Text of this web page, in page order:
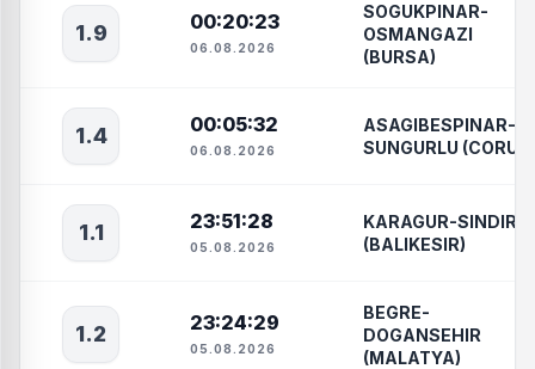
1.9 00:20:23
06.08.2026
SOGUKPINAR-
OSMANGAZI
(BURSA)
1.4 00:05:32
06.08.2026
ASAGIBESPINAR-
SUNGURLU
1.1 23:51:28
05.08.2026
KARAGUR-SINDIRGI
(BALIKESIR)
1.2 23:24:29
05.08.2026
BEGRE-
DOGANSEHIR
(MALATYA)